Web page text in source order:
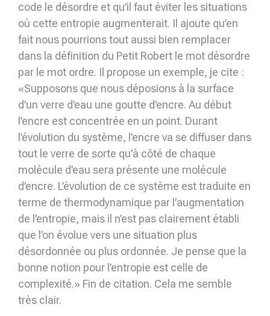
code le désordre et qu’il faut éviter les situations
où cette entropie augmenterait. Il ajoute qu’en
fait nous pourrions tout aussi bien remplacer
dans la définition du Petit Robert le mot désordre
par le mot ordre. Il propose un exemple, je cite :
«Supposons que nous déposions à la surface
d’un verre d’eau une goutte d’encre. Au début
l’encre est concentrée en un point. Durant
l’évolution du système, l’encre va se diffuser dans
tout le verre de sorte qu’à côté de chaque
molécule d’eau sera présente une molécule
d’encre. L’évolution de ce système est traduite en
terme de thermodynamique par l’augmentation
de l’entropie, mais il n’est pas clairement établi
que l’on évolue vers une situation plus
désordonnée ou plus ordonnée. Je pense que la
bonne notion pour l’entropie est celle de
complexité.» Fin de citation. Cela me semble
très clair.